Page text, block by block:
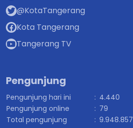
@KotaTangerang
Kota Tangerang
Tangerang TV
Pengunjung
Pengunjung hari ini : 4.440
Pengunjung online
: 79
Total pengunjung
: 9.948.857